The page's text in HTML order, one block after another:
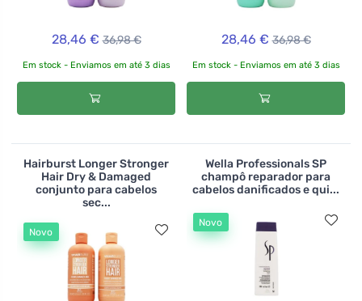
28,46 € 36,98 €
Em stock - Enviamos em até 3 dias
28,46 € 36,98 €
Em stock - Enviamos em até 3 dias
Hairburst Longer Stronger
Hair Dry & Damaged
conjunto para cabelos
sec...
Novo
Wella Professionals SP
champô reparador para
cabelos danificados e qui...
Novo